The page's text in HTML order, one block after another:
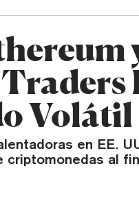
Volátil
en EE.
criptomonedas al